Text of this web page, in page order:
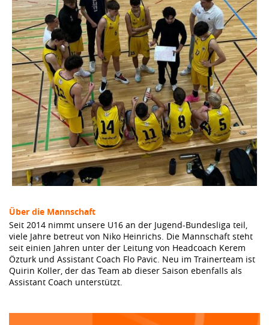
Über die Mannschaft
Seit 2014 nimmt unsere U16 an der Jugend-Bundesliga teil,
viele Jahre betreut von Niko Heinrichs. Die Mannschaft steht
seit einien Jahren unter der Leitung von Headcoach Kerem
Özturk und Assistant Coach Flo Pavic. Neu im Trainerteam ist
Quirin Koller, der das Team ab dieser Saison ebenfalls als
Assistant Coach unterstützt.